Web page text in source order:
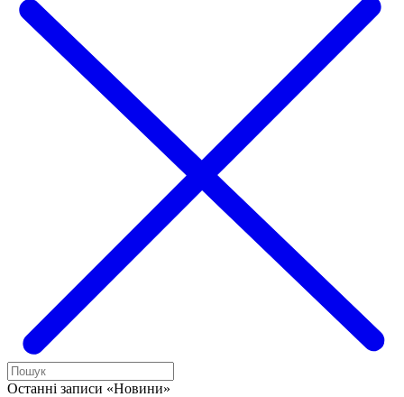
Останні записи «Новини»